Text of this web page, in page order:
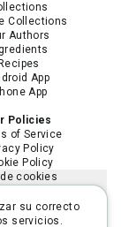
Collections
Authors
Recipes
App
App
Policies
of Service
Policy
Policy
cookies
mi información
su correcto
servicios.